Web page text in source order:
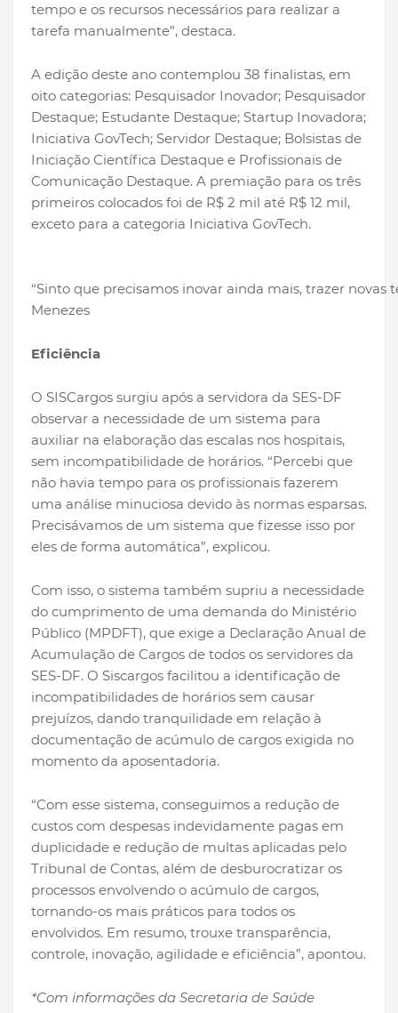
tempo e os recursos necessários para realizar a
tarefa manualmente”, destaca.
A edição deste ano contemplou 38 finalistas, em
oito categorias: Pesquisador Inovador; Pesquisador
Destaque; Estudante Destaque; Startup Inovadora;
Iniciativa GovTech; Servidor Destaque; Bolsistas de
Iniciação Científica Destaque e Profissionais de
Comunicação Destaque. A premiação para os três
primeiros colocados foi de R$ 2 mil até R$ 12 mil,
exceto para a categoria Iniciativa GovTech.
“Sinto que precisamos inovar ainda mais, trazer
Menezes
Eficiência
O SISCargos surgiu após a servidora da SES-DF
observar a necessidade de um sistema para
auxiliar na elaboração das escalas nos hospitais,
sem incompatibilidade de horários. “Percebi que
não havia tempo para os profissionais fazerem
uma análise minuciosa devido às normas esparsas.
Precisávamos de um sistema que fizesse isso por
eles de forma automática”, explicou.
Com isso, o sistema também supriu a necessidade
do cumprimento de uma demanda do Ministério
Público (MPDFT), que exige a Declaração Anual de
Acumulação de Cargos de todos os servidores da
SES-DF. O Siscargos facilitou a identificação de
incompatibilidades de horários sem causar
prejuízos, dando tranquilidade em relação à
documentação de acúmulo de cargos exigida no
momento da aposentadoria.
“Com esse sistema, conseguimos a redução de
custos com despesas indevidamente pagas em
duplicidade e redução de multas aplicadas pelo
Tribunal de Contas, além de desburocratizar os
processos envolvendo o acúmulo de cargos,
tornando-os mais práticos para todos os
envolvidos. Em resumo, trouxe transparência,
controle, inovação, agilidade e eficiência”, apontou.
*Com informações da Secretaria de Saúde